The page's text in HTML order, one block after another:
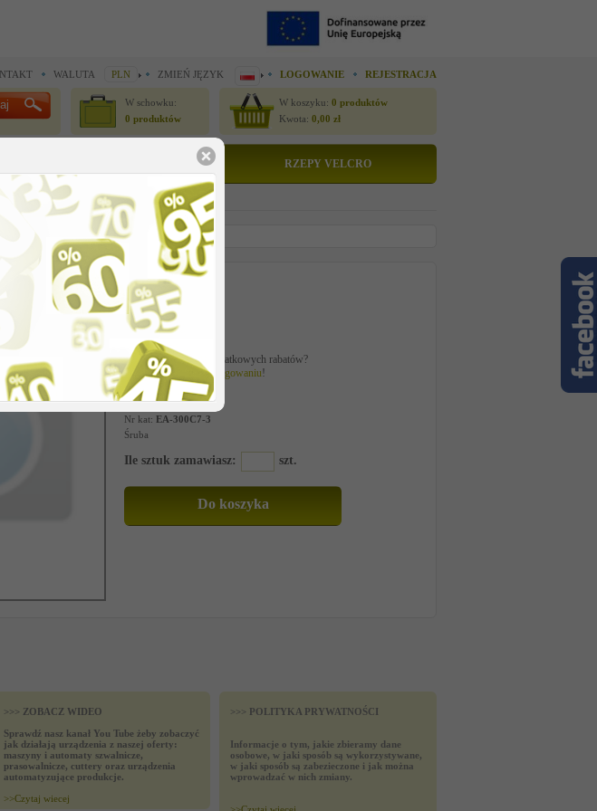
WALUTA PLN ZMIEŃ JĘZYK LOGOWANIE REJESTRACJA
W schowku:
0 produktów
W koszyku: 0 produktów
Kwota: 0,00 zł
RZEPY VELCRO
> czesc zamienna
Cena netto
13,65 zł
Chcesz korzystać z dodatkowych rabatów?
Najlepszeceny pozalogowaniu!
Nr kat: EA-300C7-3
Śruba
Ile sztuk zamawiasz: szt.
>>> ZOBACZ WIDEO
Sprawdź nasz kanał You Tube żeby zobaczyć
jak działają urządzenia z naszej oferty:
maszyny i automaty szwalnicze,
prasowalnicze, cuttery oraz urządzenia
automatyzujące produkcje.
>>Czytaj wiecej
>>> POLITYKA PRYWATNOŚCI
Informacje o tym, jakie zbieramy dane
osobowe, w jaki sposób są wykorzystywane,
w jaki sposób są zabezieczone i jak można
wprowadzać w nich zmiany.